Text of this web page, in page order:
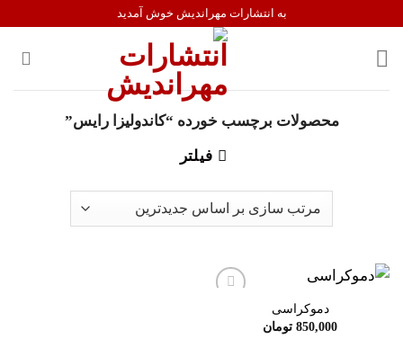
به انتشارات مهراندیش خوش آمدید
محصولات برچسب خورده “کاندولیزا رایس”
فیلتر
دموکراسی
850,000 تومان